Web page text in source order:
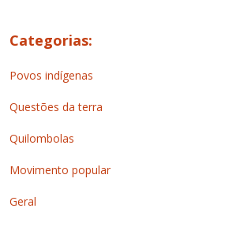
Categorias:
Povos indígenas
Questões da terra
Quilombolas
Movimento popular
Geral